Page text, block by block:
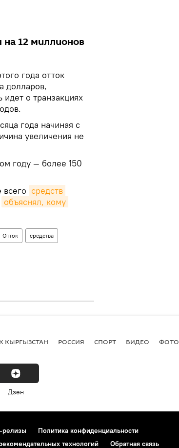
на 12 миллионов
года отток
долларов,
о транзакциях
года начиная с
увеличения не
году — более 150
всего средств
объяснял, кому
Отток средства
КЫРГЫЗСТАН РОССИЯ СПОРТ ВИДЕО ФОТО
Дзен
релизы
Политика конфиденциальности
технологий Обратная связь